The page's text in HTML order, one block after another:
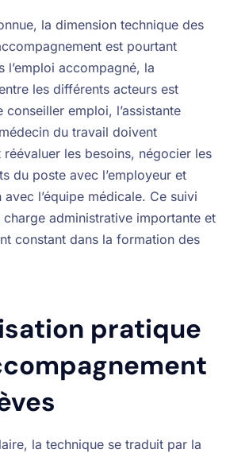
la dimension technique des
est pourtant
l’emploi accompagné, la
les différents acteurs est
conseiller emploi, l’assistante
du travail doivent
réévaluer les besoins, négocier les
du poste avec l’employeur et
avec l’équipe médicale. Ce suivi
charge administrative importante et
constant dans la formation des
pratique
la technique se traduit par la